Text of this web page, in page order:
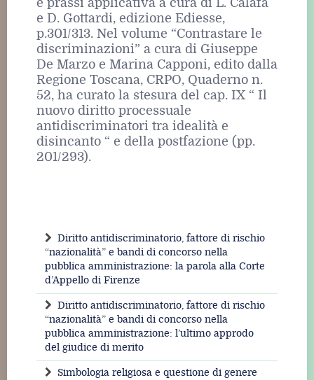
e D. Gottardi, edizione Ediesse,
p.301/313. Nel volume “Contrastare le
discriminazioni” a cura di Giuseppe
De Marzo e Marina Capponi, edito dalla
Regione Toscana, CRPO, Quaderno n.
52, ha curato la stesura del cap. IX “ Il
nuovo diritto processuale
antidiscriminatori tra idealità e
disincanto “ e della postfazione (pp.
201/293).
Diritto antidiscriminatorio, fattore di rischio
“nazionalità” e bandi di concorso nella
pubblica amministrazione: la parola alla Corte
d’Appello di Firenze
Diritto antidiscriminatorio, fattore di rischio
“nazionalità” e bandi di concorso nella
pubblica amministrazione: l’ultimo approdo
del giudice di merito
Simbologia religiosa e questione di genere